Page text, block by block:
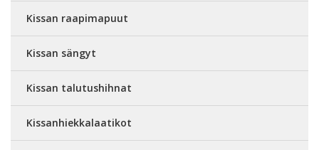
Kissan raapimapuut
Kissan sängyt
Kissan talutushihnat
Kissanhiekkalaatikot